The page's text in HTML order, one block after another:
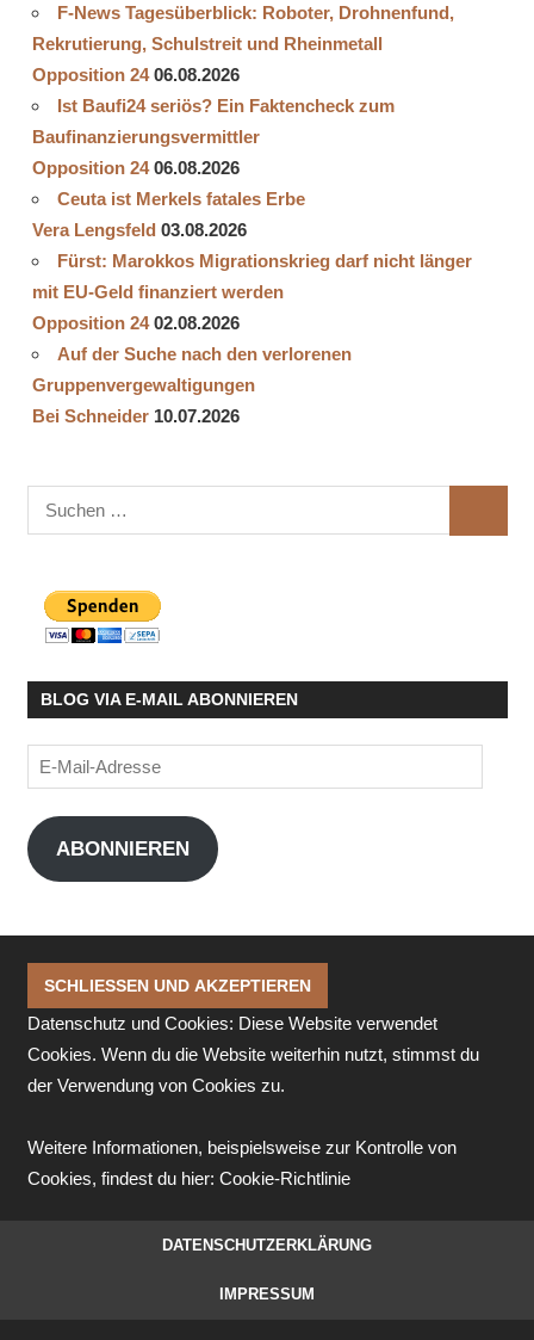
F-News Tagesüberblick: Roboter, Drohnenfund,
Rekrutierung, Schulstreit und Rheinmetall
Opposition 24 06.08.2026
Ist Baufi24 seriös? Ein Faktencheck zum
Baufinanzierungsvermittler
Opposition 24 06.08.2026
Ceuta ist Merkels fatales Erbe
Vera Lengsfeld 03.08.2026
Fürst: Marokkos Migrationskrieg darf nicht länger
mit EU-Geld finanziert werden
Opposition 24 02.08.2026
Auf der Suche nach den verlorenen
Gruppenvergewaltigungen
Bei Schneider 10.07.2026
Suchen
nach:
BLOG VIA E-MAIL ABONNIEREN
E-
Mail-
Adresse
ABONNIEREN
Datenschutz und Cookies: Diese Website verwendet
Cookies. Wenn du die Website weiterhin nutzt, stimmst du
der Verwendung von Cookies zu.
Weitere Informationen, beispielsweise zur Kontrolle von
Cookies, findest du hier: Cookie-Richtlinie
DATENSCHUTZERKLÄRUNG
IMPRESSUM